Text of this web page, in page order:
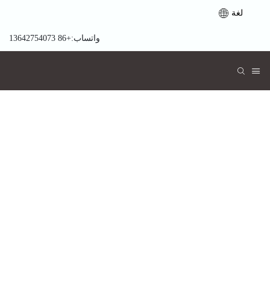
لغة
واتساب:+86 13642754073